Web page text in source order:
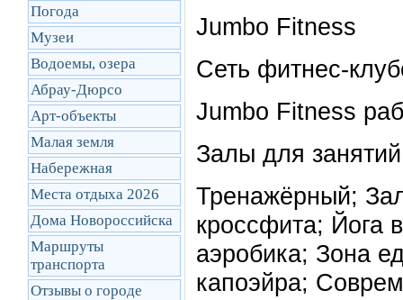
Погода
Музеи
Водоемы, озера
Абрау-Дюрсо
Арт-объекты
Малая земля
Набережная
Места отдыха 2026
Дома Новороссийска
Маршруты
транcпорта
Отзывы о городе
Jumbo Fitness
Сеть фитнес-
Jumbo Fitness
Залы для
Тренажёрный;
кроссфита; Йога
аэробика; Зона
капоэйра;